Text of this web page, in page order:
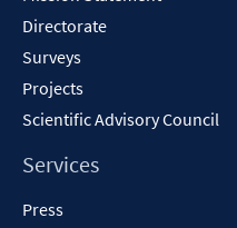
Directorate
Surveys
Projects
Scientific Advisory Council
Services
Press